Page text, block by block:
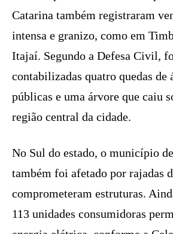
Catarina também registraram
intensa e granizo, como em
Itajaí. Segundo a Defesa Civil,
contabilizadas quatro quedas de
públicas e uma árvore que caiu
região central da cidade.
No Sul do estado, o município
também foi afetado por rajadas
comprometeram estruturas.
113 unidades consumidoras